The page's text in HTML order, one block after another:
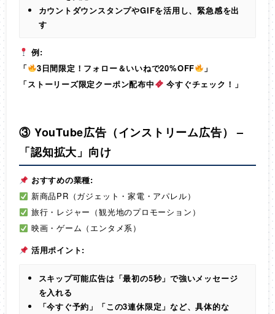
カウントダウンスタンプやGIFを活用し、緊急感を出
す
例:
「
3日間限定！フォロー＆いいねで20%OFF
」
「ストーリーズ限定クーポン配布中
今すぐチェック！」
③ YouTube広告（インストリーム広告） –
「認知拡大」向け
おすすめの業種:
新商品PR（ガジェット・家電・アパレル）
旅行・レジャー（観光地のプロモーション）
映画・ゲーム（エンタメ系）
活用ポイント:
スキップ可能広告は「最初の5秒」で強いメッセージ
を入れる
「今すぐ予約」「この3連休限定」など、具体的な